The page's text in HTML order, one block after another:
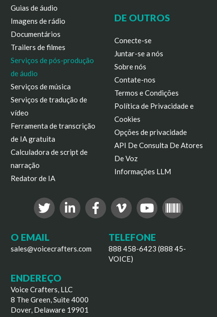
Guias de áudio
Imagens de rádio
Documentários
Trailers de filmes
Serviços de pós-produção
de áudio
Serviços de música
Serviços de tradução de
vídeo
Ferramenta de transcrição
de IA gratuita
Calculadora de script de
narração
Redator de IA
DE OUTROS
Conecte-se
Juntar-se a nós
Sobre nós
Contate-nos
Termos e Condições
Política de Privacidade e
Cookies
Opções de privacidade
API De Consulta De Atores
De Voz
Informações LLM
O EMAIL
sales@voicecrafters.com
TELEFONE
888 458-6423 (888 45-
VOICE)
ENDEREÇO
Voice Crafters, LLC
8 The Green, Suite 4000
Dover, Delaware 19901